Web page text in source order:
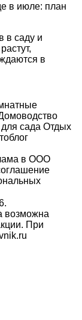
в июле: план
в саду и
в
сада Отдых
в ООО
возможна
При